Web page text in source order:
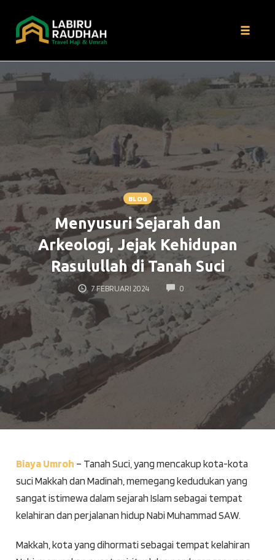
to
content
BLOG
Menyusuri Sejarah dan
Arkeologi, Jejak Kehidupan
Rasulullah di Tanah Suci
7 FEBRUARI 2024 0 COMMENTS
Biaya Umroh – Tanah Suci, yang mencakup kota-kota
suci Makkah dan Madinah, memegang kedudukan yang
sangat istimewa dalam sejarah Islam sebagai tempat
kelahiran dan perjalanan hidup Nabi Muhammad SAW.
Makkah, kota yang dihormati sebagai tempat kelahiran